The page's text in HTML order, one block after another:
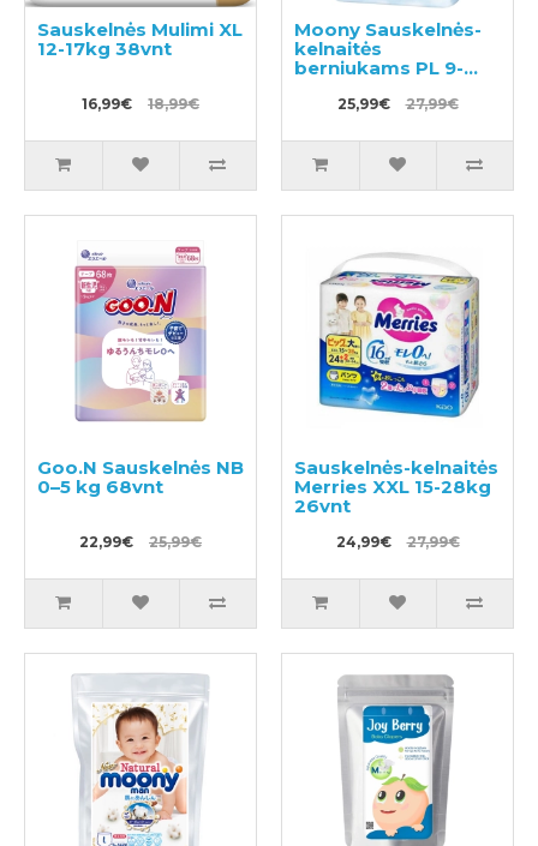
Sauskelnės Mulimi XL
12-17kg 38vnt
16,99€ 18,99€
Moony Sauskelnės-
kelnaitės
berniukams PL 9-
25,99€ 27,99€
Goo.N Sauskelnės NB
0–5 kg 68vnt
22,99€ 25,99€
Sauskelnės-kelnaitės
Merries XXL 15-28kg
26vnt
24,99€ 27,99€